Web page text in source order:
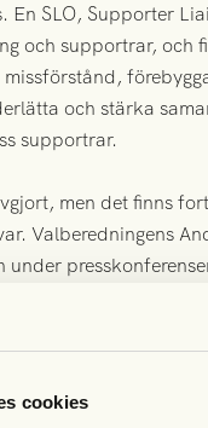
cookies
En SLO, Supporter
och supportrar, och
och stärka
supportrar.
men det finns
Valberedningens
under
ideella som anställda
Johanna
utan även den sista
runt klockan 19.30.